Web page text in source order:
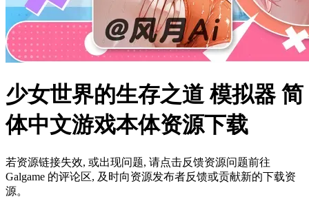
少女世界的生存之道 模拟器 简
体中文游戏本体资源下载
若资源链接失效, 或出现问题, 请点击反馈资源问题前往
Galgame 的评论区, 及时向资源发布者反馈或贡献新的下载资
源。